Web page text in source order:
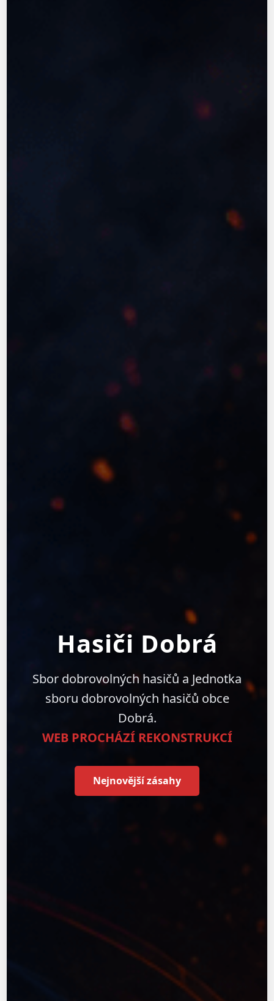
Hasiči Dobrá
Sbor dobrovolných hasičů a Jednotka
sboru dobrovolných hasičů obce
Dobrá.
WEB PROCHÁZÍ REKONSTRUKCÍ
Nejnovější zásahy